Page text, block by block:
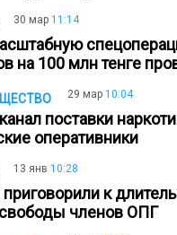
30 мар 11:14
на 100 млн тенге
29 мар 10:04
поставки
оперативники
13 янв 10:28
к
членов ОПГ